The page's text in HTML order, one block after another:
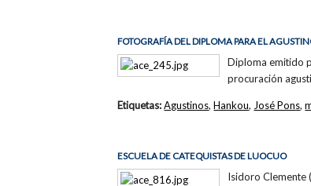
FOTOGRAFÍA DEL DIPLOMA PARA EL
Diploma emitido
procuración
Etiquetas:Agustinos,Hankou, José Pons,
ESCUELA DE CATEQUISTAS DE LUOCUO
Isidoro Clemente